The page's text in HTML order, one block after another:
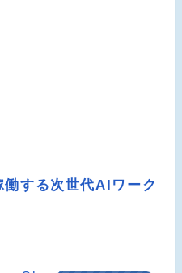
する次世代AIワーク